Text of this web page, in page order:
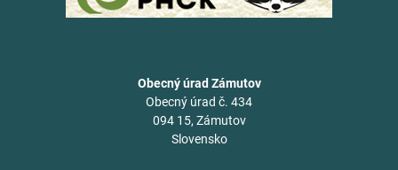
Obecný úrad Zámutov
Obecný úrad č. 434
094 15, Zámutov
Slovensko